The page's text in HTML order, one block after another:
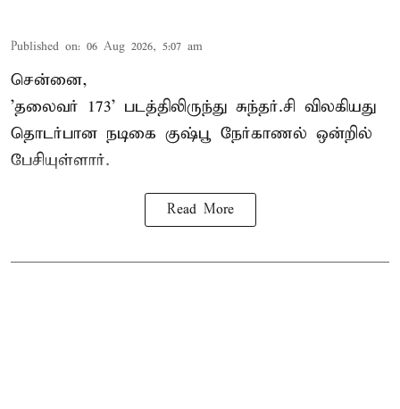
Published on: 06 Aug 2026, 5:07 am
சென்னை,
'தலைவர் 173' படத்திலிருந்து சுந்தர்.சி விலகியது
தொடர்பான நடிகை குஷ்பூ நேர்காணல் ஒன்றில்
பேசியுள்ளார்.
Read More